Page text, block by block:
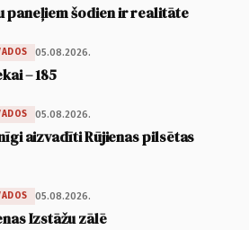
paneļiem šodien ir realitāte
05.08.2026.
– 185
05.08.2026.
aizvadīti Rūjienas pilsētas
05.08.2026.
Izstāžu zālē